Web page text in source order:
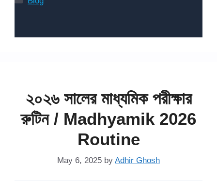
২০২৬ সালের মাধ্যমিক পরীক্ষার
রুটিন / Madhyamik 2026
Routine
May 6, 2025 by Adhir Ghosh